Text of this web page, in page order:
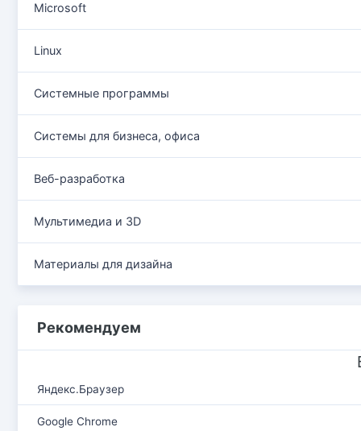
Microsoft
Linux
Системные программы
Системы для бизнеса, офиса
Веб-разработка
Мультимедиа и 3D
Материалы для дизайна
Рекомендуем
Яндекс.Браузер
Google Chrome